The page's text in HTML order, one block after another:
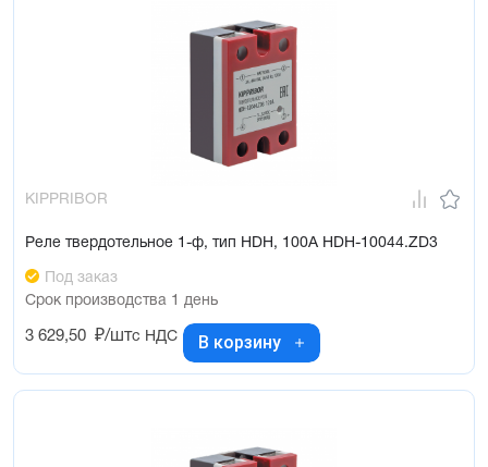
KIPPRIBOR
Реле твердотельное 1-ф, тип HDH, 100А HDH-10044.ZD3
Под заказ
Срок производства 1 день
3 629,50 ₽/штс НДС В корзину